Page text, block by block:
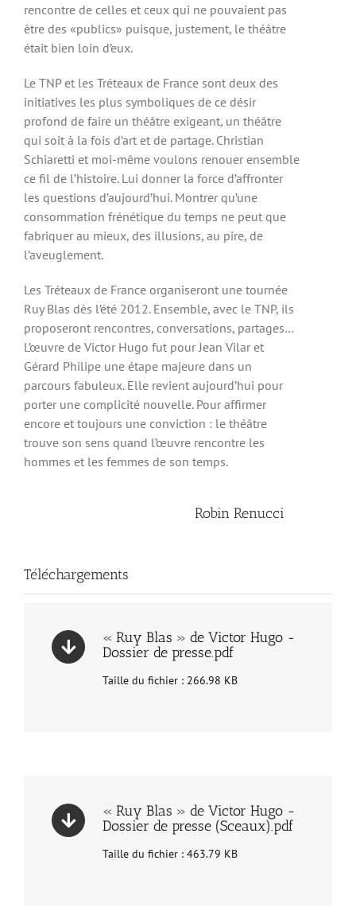
rencontre de celles et ceux qui ne pouvaient pas
être des «publics» puisque, justement, le théâtre
était bien loin d’eux.
Le TNP et les Tréteaux de France sont deux des
initiatives les plus symboliques de ce désir
profond de faire un théâtre exigeant, un théâtre
qui soit à la fois d’art et de partage. Christian
Schiaretti et moi-même voulons renouer ensemble
ce fil de l’histoire. Lui donner la force d’affronter
les questions d’aujourd’hui. Montrer qu’une
consommation frénétique du temps ne peut que
fabriquer au mieux, des illusions, au pire, de
l’aveuglement.
Les Tréteaux de France organiseront une tournée
Ruy Blas dès l’été 2012. Ensemble, avec le TNP, ils
proposeront rencontres, conversations, partages…
L’œuvre de Victor Hugo fut pour Jean Vilar et
Gérard Philipe une étape majeure dans un
parcours fabuleux. Elle revient aujourd’hui pour
porter une complicité nouvelle. Pour affirmer
encore et toujours une conviction : le théâtre
trouve son sens quand l’œuvre rencontre les
hommes et les femmes de son temps.
Robin Renucci
Téléchargements
« Ruy Blas » de Victor Hugo -
Dossier de presse.pdf
Taille du fichier : 266.98 KB
« Ruy Blas » de Victor Hugo -
Dossier de presse (Sceaux).pdf
Taille du fichier : 463.79 KB